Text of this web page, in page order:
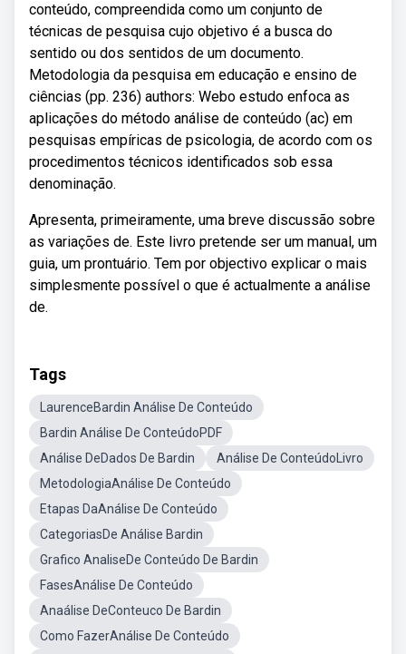
conteúdo, compreendida como um conjunto de
técnicas de pesquisa cujo objetivo é a busca do
sentido ou dos sentidos de um documento.
Metodologia da pesquisa em educação e ensino de
ciências (pp. 236) authors: Webo estudo enfoca as
aplicações do método análise de conteúdo (ac) em
pesquisas empíricas de psicologia, de acordo com os
procedimentos técnicos identificados sob essa
denominação.
Apresenta, primeiramente, uma breve discussão sobre
as variações de. Este livro pretende ser um manual, um
guia, um prontuário. Tem por objectivo explicar o mais
simplesmente possível o que é actualmente a análise
de.
Tags
LaurenceBardin Análise De Conteúdo
Bardin Análise De ConteúdoPDF
Análise DeDados De Bardin
Análise De ConteúdoLivro
MetodologiaAnálise De Conteúdo
Etapas DaAnálise De Conteúdo
CategoriasDe Análise Bardin
Grafico AnaliseDe Conteúdo De Bardin
FasesAnálise De Conteúdo
Anaálise DeConteuco De Bardin
Como FazerAnálise De Conteúdo